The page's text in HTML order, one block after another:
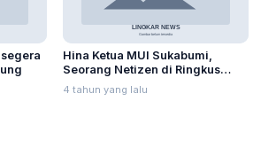
Hina Ketua MUI Sukabumi,
Seorang Netizen di Ringkus
Polisi
4 tahun yang lalu